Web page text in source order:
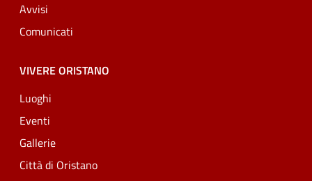
Avvisi
Comunicati
VIVERE ORISTANO
Luoghi
Eventi
Gallerie
Città di Oristano